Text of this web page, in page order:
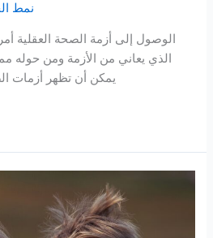
نمط
الوصول إلى أزمة الصحة العقلية
الذي يعاني من الأزمة ومن حوله
يمكن أن تظهر أزمات